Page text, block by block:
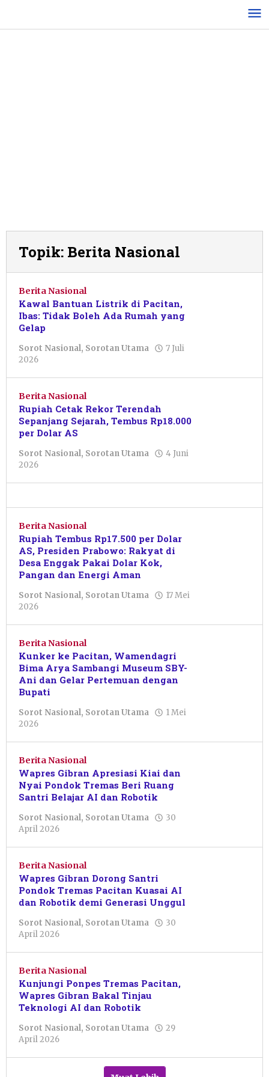
konten
Topik: Berita Nasional
Berita Nasional
Kawal Bantuan Listrik di Pacitan,
Ibas: Tidak Boleh Ada Rumah yang
Gelap
Sorot Nasional, Sorotan Utama
7 Juli
2026
Wulandari
Berita Nasional
Rupiah Cetak Rekor Terendah
Sepanjang Sejarah, Tembus Rp18.000
per Dolar AS
Sorot Nasional, Sorotan Utama
4 Juni
2026
Berita Nasional
Rupiah Tembus Rp17.500 per Dolar
AS, Presiden Prabowo: Rakyat di
Desa Enggak Pakai Dolar Kok,
Pangan dan Energi Aman
Sorot Nasional, Sorotan Utama
17 Mei
2026
Berita Nasional
Kunker ke Pacitan, Wamendagri
Bima Arya Sambangi Museum SBY-
Ani dan Gelar Pertemuan dengan
Bupati
Sorot Nasional, Sorotan Utama
1 Mei
2026
Primanto
Berita Nasional
Wapres Gibran Apresiasi Kiai dan
Nyai Pondok Tremas Beri Ruang
Santri Belajar AI dan Robotik
Sorot Nasional, Sorotan Utama
30
April 2026
Berita Nasional
Wapres Gibran Dorong Santri
Pondok Tremas Pacitan Kuasai AI
dan Robotik demi Generasi Unggul
Sorot Nasional, Sorotan Utama
30
April 2026
Shalahuddin
Berita Nasional
Kunjungi Ponpes Tremas Pacitan,
Wapres Gibran Bakal Tinjau
Teknologi AI dan Robotik
Sorot Nasional, Sorotan Utama
29
April 2026
Primanto